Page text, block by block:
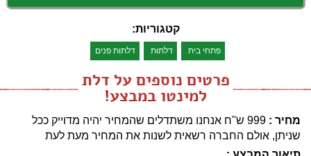
קטגוריות:
פתחי בית דלתות דלתות פנים
פרטים נוספים על דלת
למינטו במבצע!
מחיר : 999 ש''ח
אנחנו משתדלים שהמחיר יהיה מדוייק ככל
שניתן, אולם החברה רשאית לשנות את המחיר מעת לעת